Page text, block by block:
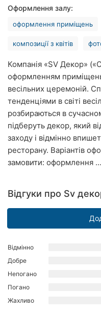
Рівне
Київ
Харків
Запоріжжя
Дніпро
Львів
Кривий
Ріг
Полтава
Чернігів
Оформлення залу:
оформлення приміщень
композиції з квітів
Компанія «SV Декор»
оформленням
весільних церемоній.
тенденціями в світі
розбираються в
підберуть декор, який
заходу і відмінно
ресторану. Варіантів
замовити: оформлення ...
Відгуки про Sv
Відмінно
Добре
Непогано
Погано
Жахливо